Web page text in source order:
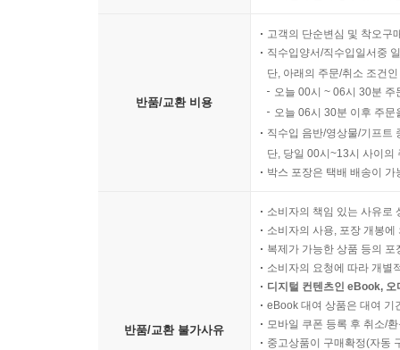
반품/교환 비용
고객의 단순변심 및 착오구
직수입양서/직수입일서중
단, 아래의 주문/취소 조건
오늘 00시 ~ 06시 30분
오늘 06시 30분 이후 주
직수입 음반/영상물/기프트
단, 당일 00시~13시 사이의
박스 포장은 택배 배송이
반품/교환 불가사유
소비자의 책임 있는 사유로
소비자의 사용, 포장 개봉
복제가 가능한 상품 등의
소비자의 요청에 따라 개별
디지털 컨텐츠인 eBook,
eBook 대여 상품은 대여 기
모바일 쿠폰 등록 후 취소/
중고상품이 구매확정(자동